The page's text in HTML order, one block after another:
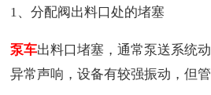
1、分配阀出料口处的堵塞
泵车出料口堵塞，通常泵送系统
异常声响，设备有较强振动，但